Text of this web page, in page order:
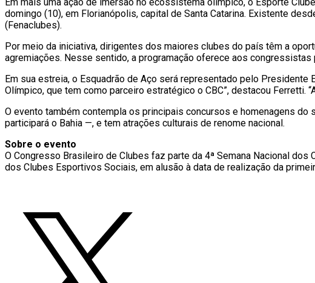
domingo (10), em Florianópolis, capital de Santa Catarina. Existente
(Fenaclubes).
Por meio da iniciativa, dirigentes dos maiores clubes do país têm a
agremiações. Nesse sentido, a programação oferece aos
Em sua estreia, o Esquadrão de Aço será representado pelo
Olímpico, que tem como parceiro estratégico o CBC”, destacou
O evento também contempla os principais concursos e homenagens
participará o Bahia —, e tem atrações culturais de renome nacional.
Sobre o evento
O Congresso Brasileiro de Clubes faz parte da 4ª Semana Nacional
dos Clubes Esportivos Sociais, em alusão à data de realização da